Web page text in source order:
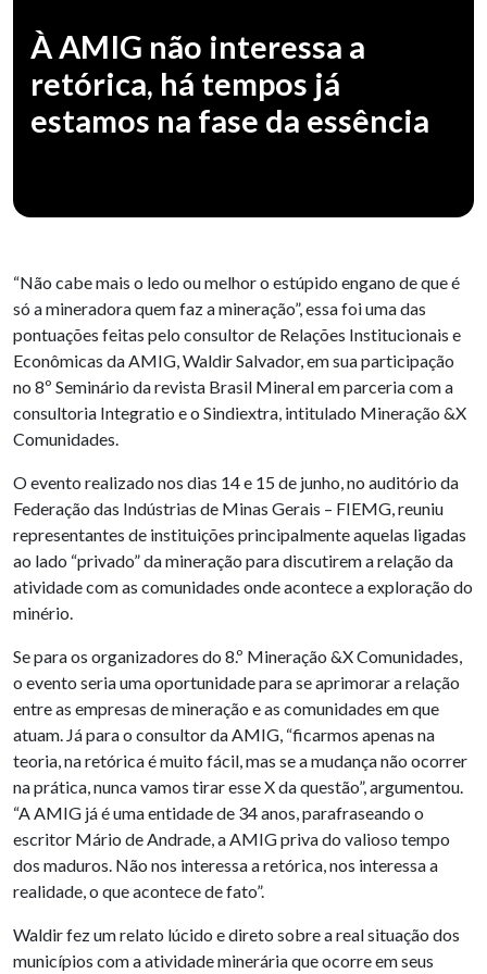
À AMIG não interessa a
retórica, há tempos já
estamos na fase da essência
“Não cabe mais o ledo ou melhor o estúpido engano de que é
só a mineradora quem faz a mineração”, essa foi uma das
pontuações feitas pelo consultor de Relações Institucionais e
Econômicas da AMIG, Waldir Salvador, em sua participação
no 8º Seminário da revista Brasil Mineral em parceria com a
consultoria Integratio e o Sindiextra, intitulado Mineração &X
Comunidades.
O evento realizado nos dias 14 e 15 de junho, no auditório da
Federação das Indústrias de Minas Gerais – FIEMG, reuniu
representantes de instituições principalmente aquelas ligadas
ao lado “privado” da mineração para discutirem a relação da
atividade com as comunidades onde acontece a exploração do
minério.
Se para os organizadores do 8.º Mineração &X Comunidades,
o evento seria uma oportunidade para se aprimorar a relação
entre as empresas de mineração e as comunidades em que
atuam. Já para o consultor da AMIG, “ficarmos apenas na
teoria, na retórica é muito fácil, mas se a mudança não ocorrer
na prática, nunca vamos tirar esse X da questão”, argumentou.
“A AMIG já é uma entidade de 34 anos, parafraseando o
escritor Mário de Andrade, a AMIG priva do valioso tempo
dos maduros. Não nos interessa a retórica, nos interessa a
realidade, o que acontece de fato”.
Waldir fez um relato lúcido e direto sobre a real situação dos
municípios com a atividade minerária que ocorre em seus